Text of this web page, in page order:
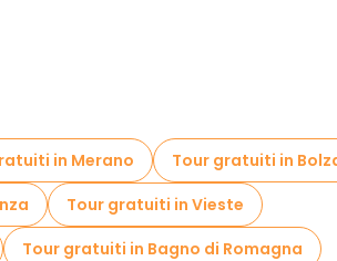
in Merano
Tour gratuiti in
Tour gratuiti in Vieste
Tour gratuiti in Bagno di Romagna